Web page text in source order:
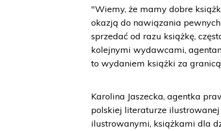
"Wiemy, że mamy dobre
okazją do nawiązania
sprzedać od razu książkę,
kolejnymi wydawcami,
to wydaniem książki za
Karolina Jaszecka, agentka
polskiej literaturze
ilustrowanymi, książkami dla